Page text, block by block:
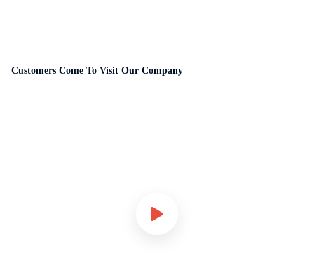
Customers Come To Visit Our Company